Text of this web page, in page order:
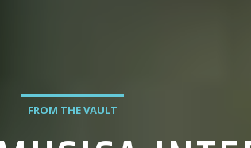
FROM THE VAULT